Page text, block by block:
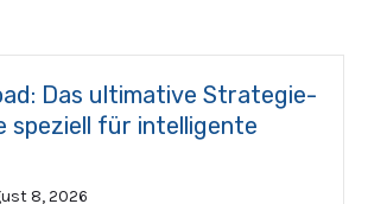
Das ultimative Strategie-
speziell für intelligente
8, 2026